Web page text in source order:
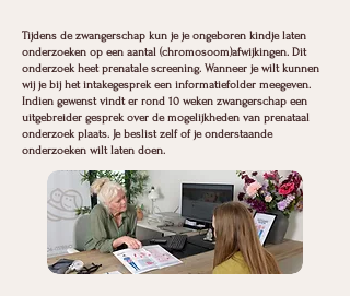
Tijdens de zwangerschap kun je je ongeboren kindje laten
onderzoeken op een aantal (chromosoom)afwijkingen. Dit
onderzoek heet prenatale screening. Wanneer je wilt kunnen
wij je bij het intakegesprek een informatiefolder meegeven.
Indien gewenst vindt er rond 10 weken zwangerschap een
uitgebreider gesprek over de mogelijkheden van prenataal
onderzoek plaats. Je beslist zelf of je onderstaande
onderzoeken wilt laten doen.